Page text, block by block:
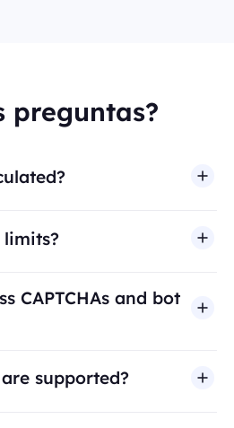
preguntas?
CAPTCHAs and bot
supported?